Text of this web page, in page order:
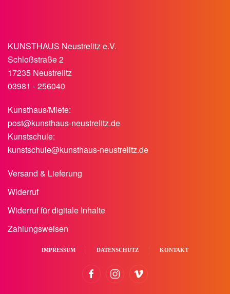
KUNSTHAUS Neustrelitz e.V.
Schloßstraße 2
17235 Neustrelitz
03981 - 256040
Kunsthaus/Miete:
post@kunsthaus-neustrelitz.de
Kunstschule:
kunstschule@kunsthaus-neustrelitz.de
Versand & Lieferung
Widerruf
Widerruf für digitale Inhalte
Zahlungsweisen
IMPRESSUM DATENSCHUTZ KONTAKT